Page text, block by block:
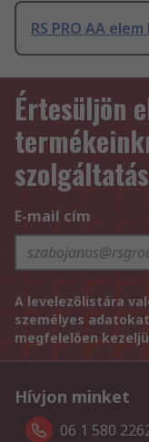
RS PRO AA
Értesüljön
E-mail cím
A levelezőlistára
személyes
megfelelően
Hívjon minket
06 1 580